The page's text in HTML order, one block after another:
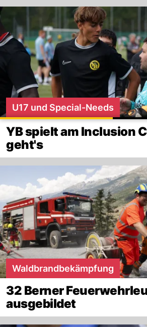
U17 und Special-Needs
YB spielt am Inclusion
geht's
Waldbrandbekämpfung
32 Berner
ausgebildet